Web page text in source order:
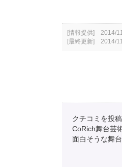
[情報提供] 2014/
[最終更新] 2014/
クチコミを投
CoRich舞台芸
面白そうな舞